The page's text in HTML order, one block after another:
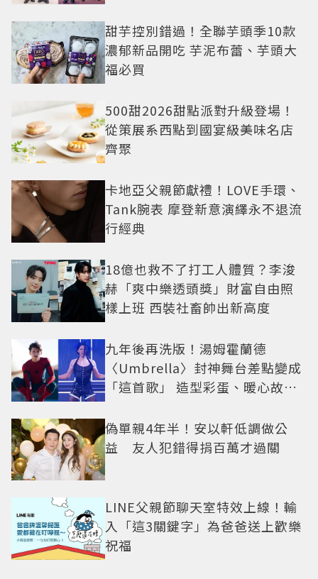
甜芋控別錯過！全聯芋頭季10款
濃郁新品開吃 芋泥布蕾、芋頭大
福必買
500甜2026甜點派對升級登場！
從策展系西點到國宴級美味名店
齊聚
卡地亞父親節獻禮！LOVE手環、
Tank腕表 摩登新意演繹永不退流
行經典
18億也救不了打工人體質？李浚
赫「爽中樂透頭獎」財富自由照
樣上班 西裝社畜帥出新高度
九年後再洗版！湯姆霍蘭德
〈Umbrella〉封神舞台差點變成
「這首歌」 造型彩蛋、暖心故事
偽單親4年半！安以軒低調做公
益 友人犯錯得捐百萬才過關
LINE父親節聊天室特效上線！輸
入「這3關鍵字」為爸爸送上歡樂
祝福